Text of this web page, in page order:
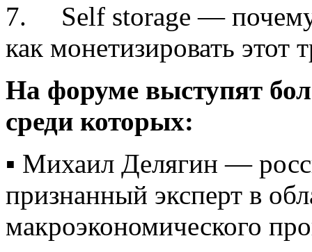
7. Self storage — почему
как монетизировать этот
На форуме выступят
среди которых:
▪️ Михаил Делягин —
признанный эксперт в
макроэкономического